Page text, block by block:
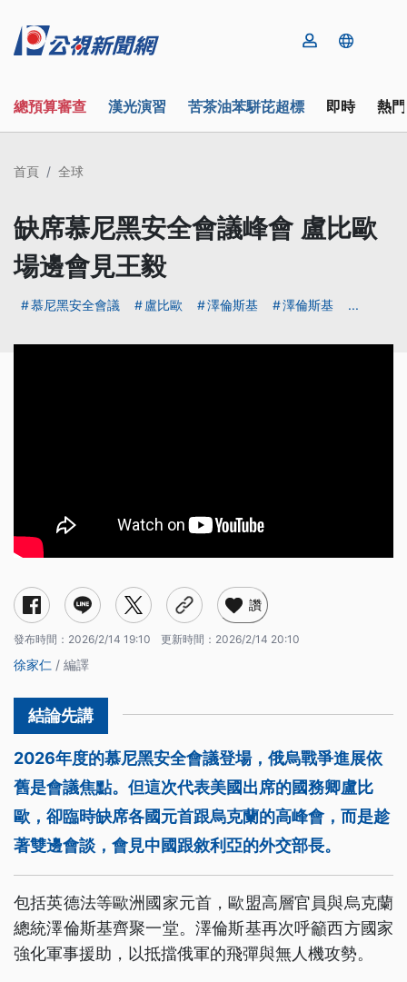
總預算審查 漢光演習 苦茶油苯駢芘超標 即時 熱
首頁 全球
缺席慕尼黑安全會議峰會 盧比歐
場邊會見王毅
慕尼黑安全會議 盧比歐 澤倫斯基 澤倫斯基 ...
讚
發布時間： 2026/2/14 19:10 更新時間： 2026/2/14 20:10
徐家仁 / 編譯
2026年度的慕尼黑安全會議登場，俄烏戰爭進展依
舊是會議焦點。但這次代表美國出席的國務卿盧比
歐，卻臨時缺席各國元首跟烏克蘭的高峰會，而是趁
著雙邊會談，會見中國跟敘利亞的外交部長。
包括英德法等歐洲國家元首，歐盟高層官員與烏克蘭
總統澤倫斯基齊聚一堂。澤倫斯基再次呼籲西方國家
強化軍事援助，以抵擋俄軍的飛彈與無人機攻勢。